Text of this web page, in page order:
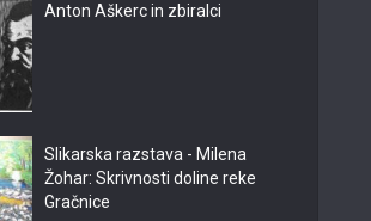
Anton Aškerc in zbiralci
Slikarska razstava - Milena
Žohar: Skrivnosti doline reke
Gračnice